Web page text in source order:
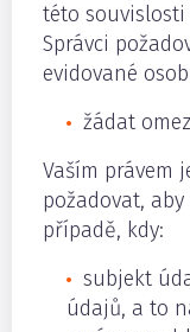
této souvislosti
Správci
evidované
žádat
Vaším právem
požadovat,
případě, kdy:
subjekt
údajů, a to